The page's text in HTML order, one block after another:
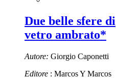
Due belle sfere di
vetro ambrato*
Autore: Giorgio Caponetti
Editore : Marcos Y Marcos